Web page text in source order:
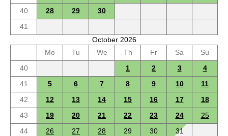
40
28 29
30
41
October 2026
Mo
Tu We Th Fr Sa
Su
40
1 2 3
4
41
5 6 7 8 9 10
11
42
12 13 14 15 16 17
18
43
19 20 21 22 23 24
25
44
26 27 28 29 30
31